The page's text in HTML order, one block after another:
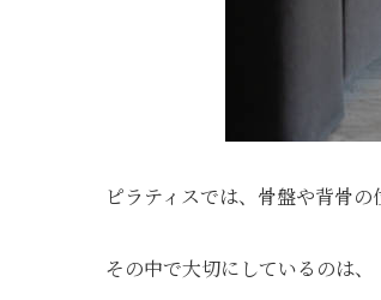
ピラティスでは、骨盤や背骨の
その中で大切にしているのは、